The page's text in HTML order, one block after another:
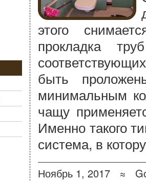
этого
прокладка
быть
минимальным
чащу
Именно такого
система, в
Ноябрь 1, 2017 ≈